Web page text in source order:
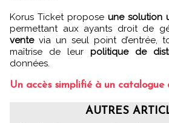
Korus Ticket propose une solution
permettant aux ayants droit de
ventevia un seul point d’entrée,
maîtrise de leur politique de
données.
Un accès simplifié à un catalogue
AUTRES